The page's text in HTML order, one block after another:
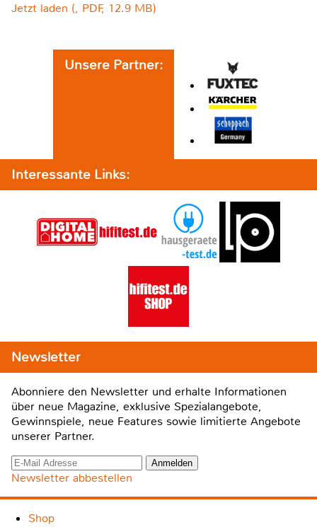
Jetzt laden (, PDF, 12.9 MB)
Unsere Partner:
Interessante Links:
Newsletter
Abonniere den Newsletter und erhalte Informationen
über neue Magazine, exklusive Spezialangebote,
Gewinnspiele, neue Features sowie limitierte Angebote
unserer Partner.
Newsletter abbestellen
Shop